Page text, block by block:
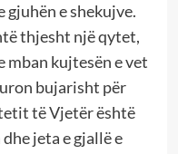
e shekujve.
thjesht një qytet,
mban kujtesën e vet
bujarisht për
të Vjetër është
jeta e gjallë e